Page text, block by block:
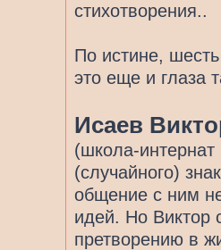
стихотворения..
По истине,
это еще и
Исаев
(школа-
(случайного)
общение с ним
идей. Но Виктор
претворению в